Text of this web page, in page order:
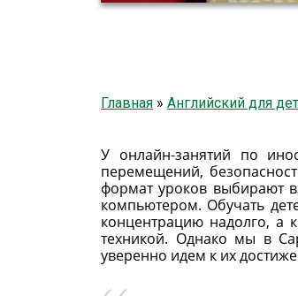
Главная » Английский для
У онлайн-занятий по
перемещений,
формат уроков выбирают
компьютером. Обучать
концентрацию надолго, а
техникой. Однако мы в
уверенно идем к их